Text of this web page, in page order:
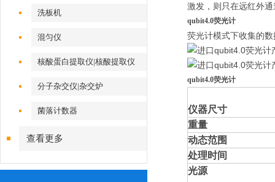
洗板机
混匀仪
核酸蛋白提取仪|核酸提取仪
分子杂交仪|杂交炉
菌落计数器
查看更多
激发，则只在远红外
qubit4.0荧光计
荧光计模式下收集的
qubit4.0荧光计
仪器尺寸
重量
动态范围
处理时间
光源